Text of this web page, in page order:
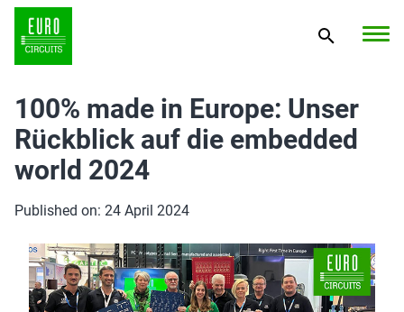
100% made in Europe: Unser
Rückblick auf die embedded
world 2024
Published on: 24 April 2024